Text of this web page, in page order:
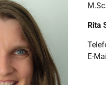
Rita
E-